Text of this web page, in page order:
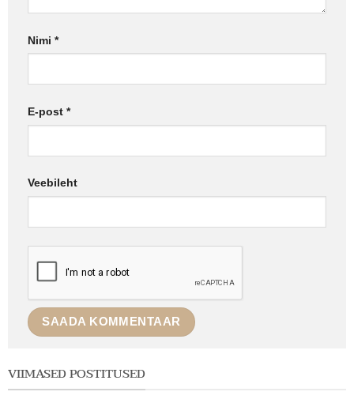
Nimi *
E-post *
Veebileht
VIIMASED POSTITUSED